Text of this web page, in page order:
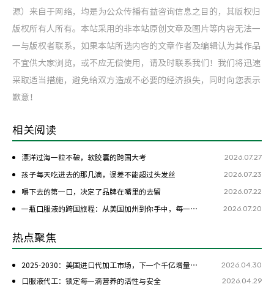
源）来自于网络，均是为公众传播有益咨询信息之目的，其版权归
版权所有人所有。本站采用的非本站原创文章及图片等内容无法一
一与版权者联系，如果本站所选内容的文章作者及编辑认为其作品
不宜供大家浏览，或不应无偿使用，请及时联系我们！我们将迅速
采取适当措施，避免给双方造成不必要的经济损失，同时向您表示
歉意！
相关阅读
漂洋过海一粒不破，软胶囊的跨国大考 2026.07.27
孩子每天吃进去的那几滴，误差不能超过头发丝 2026.07.23
嚼下去的第一口，决定了品牌在嘴里的去留 2026.07.22
一瓶口服液的跨国旅程：从美国加州到你手中，每一步都是考验 2026.07.20
热点聚焦
2025-2030：美国进口代加工市场，下一个千亿增量在哪？ 2026.04.30
口服液代工：锁定每一滴营养的活性与安全 2026.04.29